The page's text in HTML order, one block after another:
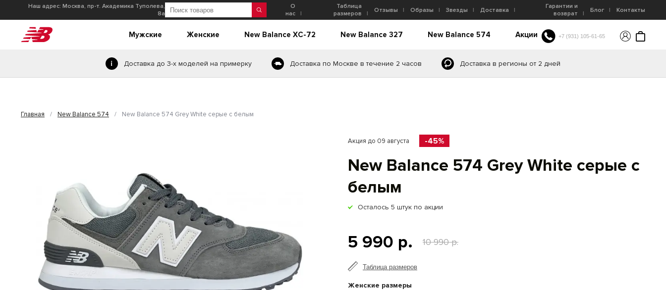
Наш адрес: Москва, пр-т. Академика Туполева,
8а
О
нас
Таблица
размеров
Отзывы Образы Звезды Доставка
Гарантии и
возврат
Блог Контакты
Мужские Женские New Balance XC-72 New Balance 327 New Balance 574 Акции +7 (931) 105-61-65
Доставка до 3-х моделей на примерку Доставка по Москве в течение 2 часов Доставка в регионы от 2 дней
Главная / New Balance 574 / New Balance 574 Grey White серые с белым
Акция до 09 августа -45%
New Balance 574 Grey White серые с
белым
Осталось 5 штук по акции
5 990 р. 10 990 р.
Таблица размеров
Женские размеры